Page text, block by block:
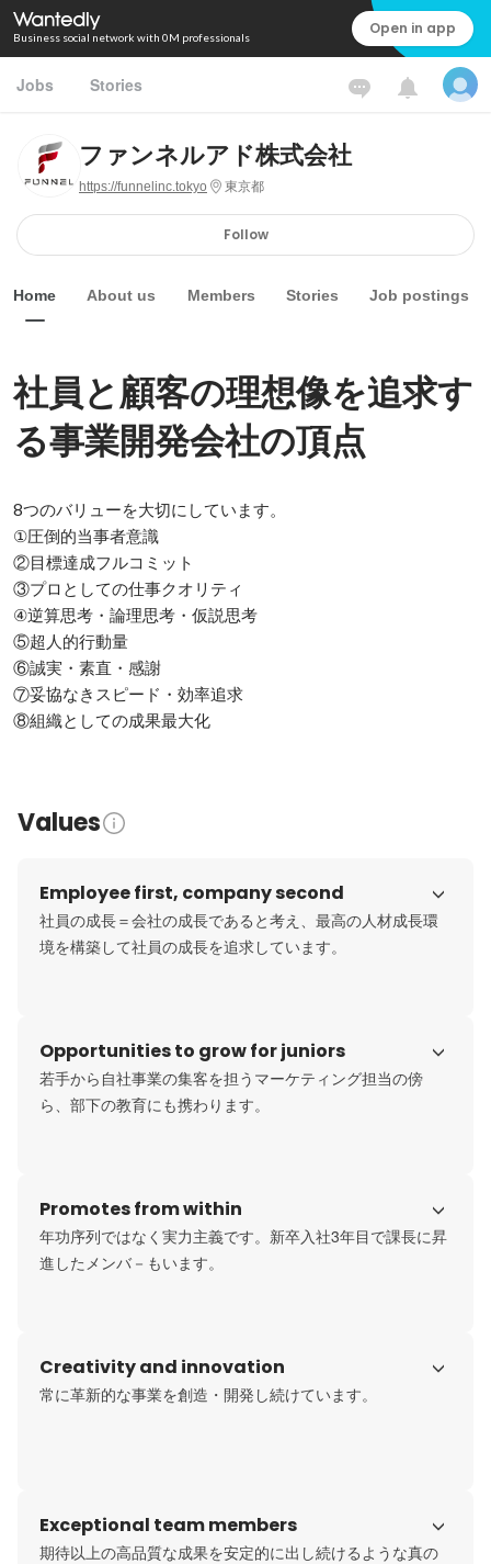
Business social network with 0M professionals Open in app
Jobs Stories
ファンネルアド株式会社
https://funnelinc.tokyo 東京都
Follow
Home About us Members Stories Job postings
社員と顧客の理想像を追求す
る事業開発会社の頂点
8つのバリューを大切にしています。
①圧倒的当事者意識
②目標達成フルコミット
③プロとしての仕事クオリティ
④逆算思考・論理思考・仮説思考
⑤超人的行動量
⑥誠実・素直・感謝
⑦妥協なきスピード・効率追求
⑧組織としての成果最大化
Values
Employee first, company second
社員の成長＝会社の成長であると考え、最高の人材成長環
Opportunities to grow for juniors
若手から自社事業の集客を担うマーケティング担当の傍
ら、部下の教育にも携わります。
Promotes from within
年功序列ではなく実力主義です。新卒入社3年目で課長に昇
進したメンバ－もいます。
Creativity and innovation
常に革新的な事業を創造・開発し続けています。
Exceptional team members
期待以上の高品質な成果を安定的に出し続けるような真の